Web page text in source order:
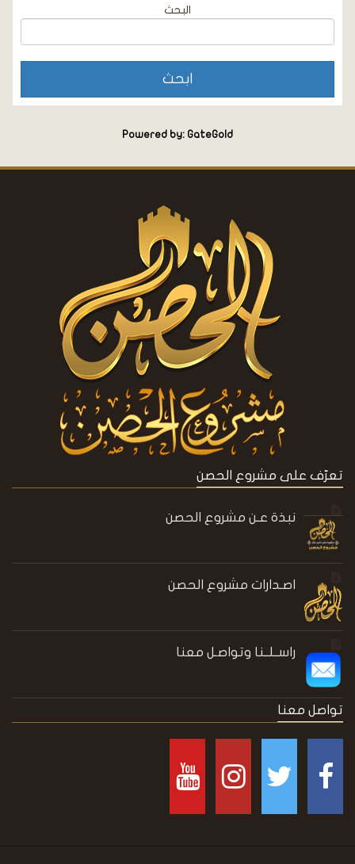
البحث
Powered by: GateGold
تعرّف على مشروع الحصن
نبذة عـن مشروع الحصن
اصـدارات مشروع الحصن
راســلــنا وتواصـل معنا
تواصل معنا